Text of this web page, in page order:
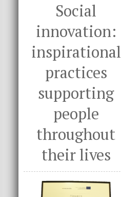
Social
innovation:
inspirational
practices
supporting
people
throughout
their lives